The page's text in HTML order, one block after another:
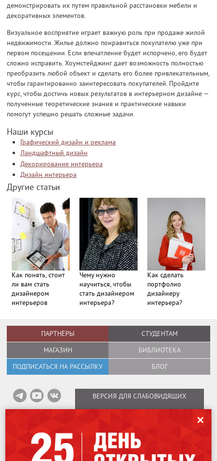
демонстрировать их путем правильной расстановки мебели и
декоративных элементов.
Визуальное восприятие играет важную роль при продаже жилой
недвижимости. Жилье должно понравиться покупателю уже при
первом посещении. Если впечатление будет испорчено, его будет
сложно исправить. Хоумстейджинг дает возможность полностью
преобразить любой объект и сделать его более привлекательным,
чтобы гарантированно заинтересовать покупателей. Пройдите
курс, чтобы достичь новых результатов в интерьерном дизайне —
полученные теоретические знания и практические навыки
помогут успешно решать сложные задачи.
Наши курсы
Графический дизайн и реклама
Ландшафтный дизайн
Декорирование интерьера
Дизайн интерьера
Другие статьи
Как понять, стоит
ли вам стать
дизайнером
интерьеров
Чему нужно
научиться, чтобы
стать дизайнером
интерьера?
Как сделать
портфолио
дизайнеру
интерьера?
ПАРТНЁРЫ
СТУДЕНТАМ
МАГАЗИН
БИБЛИОТЕКА
ПОДПИСАТЬСЯ НА РАССЫЛКУ
БЛОГ
ВЕРСИЯ ДЛЯ СЛАБОВИДЯЩИХ
Информация об оплате вебинаров Карта сайта
Политика в отношении
обработки персональных данных
Copyright © 1995–2026
International Design School (Международная Школа
Дизайна)
Лицензия № Л035-01298-77/00184853.
✕